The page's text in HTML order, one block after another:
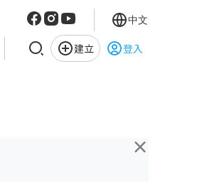
建立 登入
中文
×